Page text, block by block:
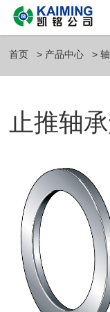
首页 产品中心
止推轴